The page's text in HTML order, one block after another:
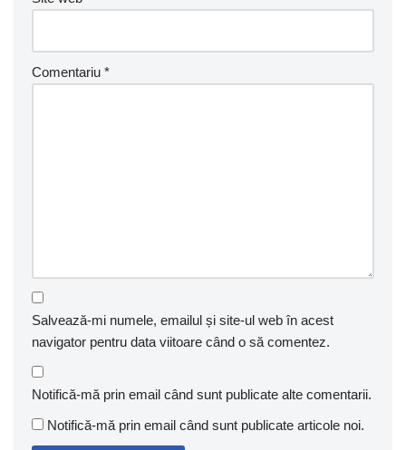
Comentariu *
Salvează-mi numele, emailul și site-ul web în acest
navigator pentru data viitoare când o să comentez.
Notifică-mă prin email când sunt publicate alte comentarii.
Notifică-mă prin email când sunt publicate articole noi.